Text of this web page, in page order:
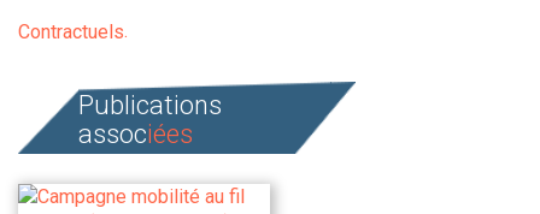
Contractuels
Publications
associées